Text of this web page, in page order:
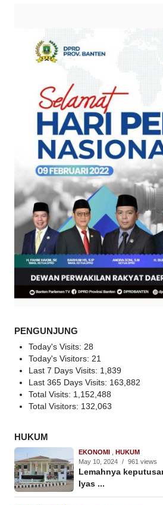
PENGUNJUNG
Today's Visits: 28
Today's Visitors: 21
Last 7 Days Visits: 1,839
Last 365 Days Visits: 163,882
Total Visits: 1,152,488
Total Visitors: 132,063
HUKUM
EKONOMI
HUKUM
May 10, 2024 / 961 views
Lemahnya
Iyas ...